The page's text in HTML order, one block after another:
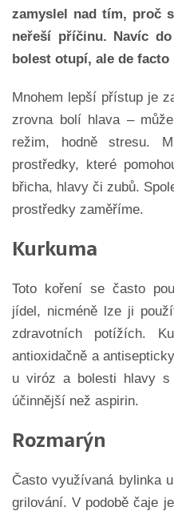
zamyslel nad tím, proč
neřeší příčinu. Navíc
bolest otupí, ale de
Mnohem lepší přístup je
zrovna bolí hlava –
režim, hodně stresu.
prostředky, které
břicha, hlavy či zubů.
prostředky zaměříme.
Kurkuma
Toto koření se často
jídel, nicméně lze ji
zdravotních potížích.
antioxidačně a
u viróz a bolesti hlavy s
účinnější než aspirin.
Rozmarýn
Často využívaná bylinka
grilování. V podobě čaje